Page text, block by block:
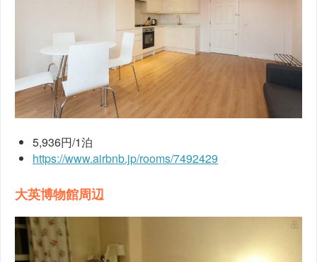
5,936円/1泊
https://www.airbnb.jp/rooms/7492429
大英博物館周辺